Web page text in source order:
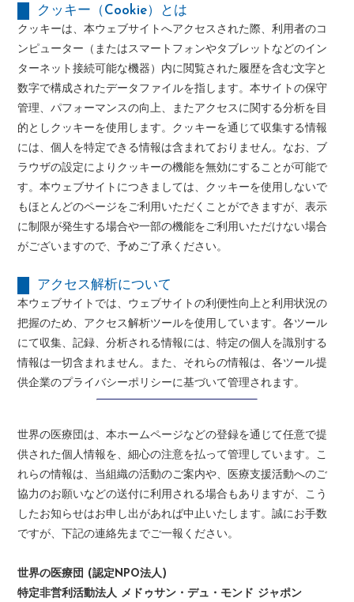
クッキー（Cookie）とは
クッキーは、本ウェブサイトへアクセスされた際、利用者のコ
ンピューター（またはスマートフォンやタブレットなどのイン
ターネット接続可能な機器）内に閲覧された履歴を含む文字と
数字で構成されたデータファイルを指します。本サイトの保守
管理、パフォーマンスの向上、またアクセスに関する分析を目
的としクッキーを使用します。クッキーを通じて収集する情報
には、個人を特定できる情報は含まれておりません。なお、ブ
ラウザの設定によりクッキーの機能を無効にすることが可能で
す。本ウェブサイトにつきましては、クッキーを使用しないで
もほとんどのページをご利用いただくことができますが、表示
に制限が発生する場合や一部の機能をご利用いただけない場合
がございますので、予めご了承ください。
アクセス解析について
本ウェブサイトでは、ウェブサイトの利便性向上と利用状況の
把握のため、アクセス解析ツールを使用しています。各ツール
にて収集、記録、分析される情報には、特定の個人を識別する
情報は一切含まれません。また、それらの情報は、各ツール提
供企業のプライバシーポリシーに基づいて管理されます。
世界の医療団は、本ホームページなどの登録を通じて任意で提
供された個人情報を、細心の注意を払って管理しています。こ
れらの情報は、当組織の活動のご案内や、医療支援活動へのご
協力のお願いなどの送付に利用される場合もありますが、こう
したお知らせはお申し出があれば中止いたします。誠にお手数
ですが、下記の連絡先までご一報ください。
世界の医療団 (認定NPO法人)
特定非営利活動法人 メドゥサン・デュ・モンド ジャポン